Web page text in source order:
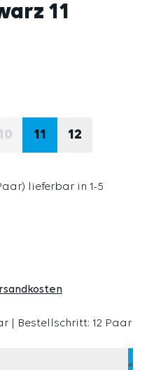
11
11 12
lieferbar in 1-5
| Bestellschritt: 12 Paar